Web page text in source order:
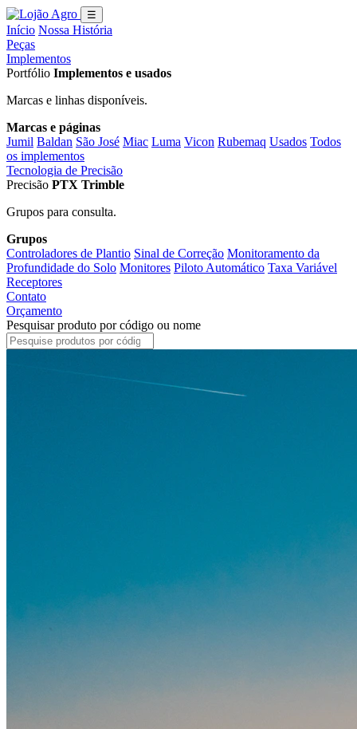
☰
Início Nossa História
Peças
Implementos
Portfólio Implementos e usados
Marcas e linhas disponíveis.
Marcas e páginas
Jumil Baldan São José Miac Luma Vicon Rubemaq Usados Todos
os implementos
Tecnologia de Precisão
Precisão PTX Trimble
Grupos para consulta.
Grupos
Controladores de Plantio Sinal de Correção Monitoramento da
Profundidade do Solo Monitores Piloto Automático Taxa Variável
Receptores
Contato
Orçamento
Pesquisar produto por código ou nome